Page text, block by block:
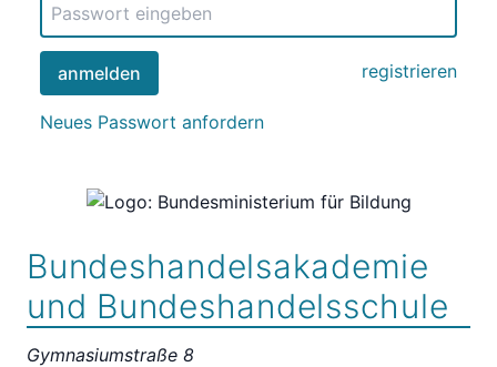
anmelden registrieren
Neues Passwort anfordern
Bundeshandelsakademie
und Bundeshandelsschule
Gymnasiumstraße 8